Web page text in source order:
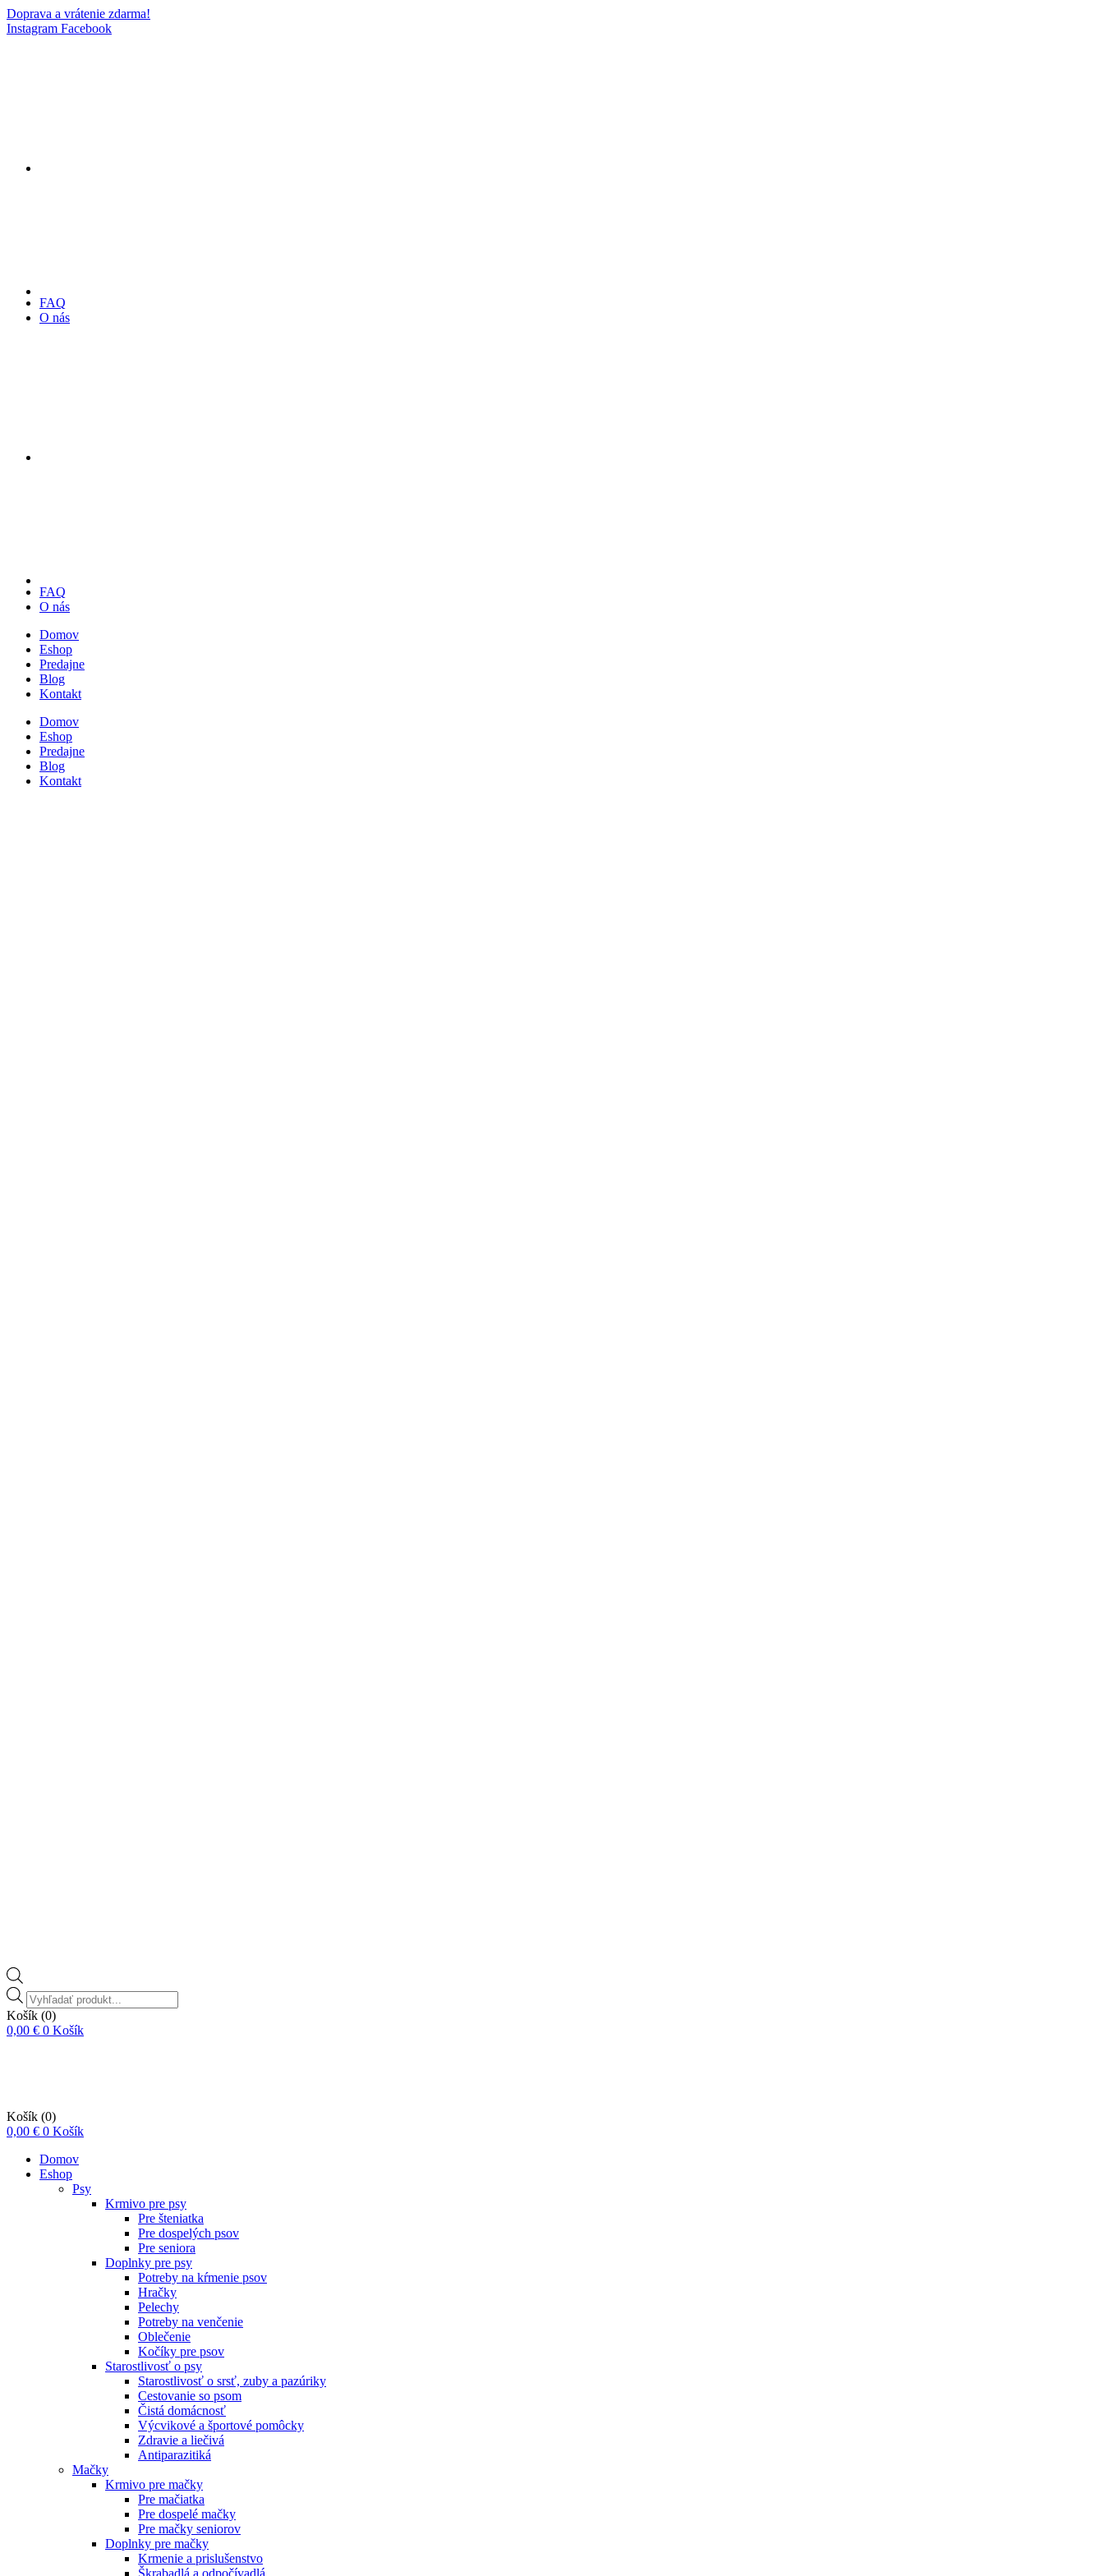
Doprava a vrátenie zdarma!
Instagram Facebook
FAQ
O nás
FAQ
O nás
Domov
Eshop
Predajne
Blog
Kontakt
Domov
Eshop
Predajne
Blog
Kontakt
Vyhľadávanie
produktov
Košík (0)
0,00 € 0 Košík
Košík (0)
0,00 € 0 Košík
Domov
Eshop
Psy
Krmivo pre psy
Pre šteniatka
Pre dospelých psov
Pre seniora
Doplnky pre psy
Potreby na kŕmenie psov
Hračky
Pelechy
Potreby na venčenie
Oblečenie
Kočíky pre psov
Starostlivosť o psy
Starostlivosť o srsť, zuby a pazúriky
Cestovanie so psom
Čistá domácnosť
Výcvikové a športové pomôcky
Zdravie a liečivá
Antiparazitiká
Mačky
Krmivo pre mačky
Pre mačiatka
Pre dospelé mačky
Pre mačky seniorov
Doplnky pre mačky
Krmenie a prislušenstvo
Škrabadlá a odpočívadlá